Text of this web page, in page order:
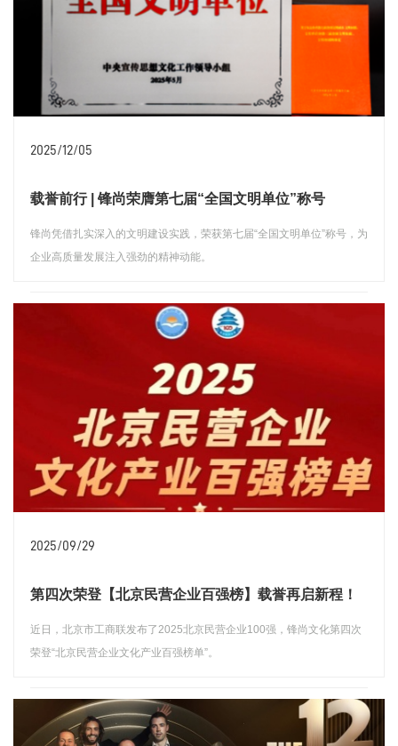
2025/12/05
载誉前行 | 锋尚荣膺第七届“全国文明单位”称号
锋尚凭借扎实深入的文明建设实践，荣获第七届“全国文明单位”称号，为
企业高质量发展注入强劲的精神动能。
2025/09/29
第四次荣登【北京民营企业百强榜】载誉再启新程！
近日，北京市工商联发布了2025北京民营企业100强，锋尚文化第四次
荣登“北京民营企业文化产业百强榜单”。
查看详情